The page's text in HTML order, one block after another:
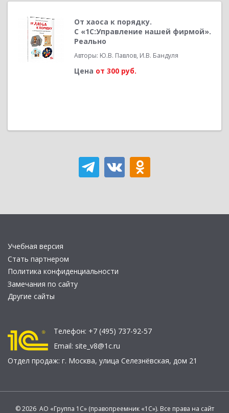
От хаоса к порядку.
С «1С:Управление нашей фирмой».
Реально
Авторы: Ю.В. Павлов, И.В. Бандуля
Цена от 300 руб.
Учебная версия
Стать партнером
Политика конфиденциальности
Замечания по сайту
Другие сайты
Телефон: +7 (495) 737-92-57
Email: site_v8@1c.ru
Отдел продаж: г. Москва, улица Селезнёвская, дом 21
© 2026 АО «Группа 1С» (правопреемник «1С»). Все права на сайт